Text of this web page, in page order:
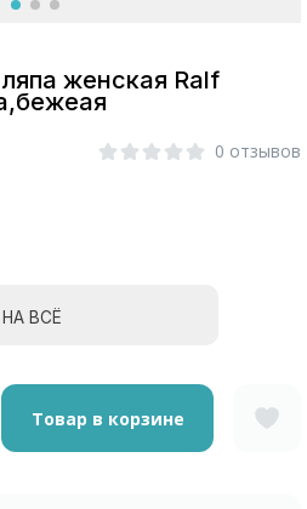
женская Ralf
0 отзывов
НА ВСЁ
Товар в корзине